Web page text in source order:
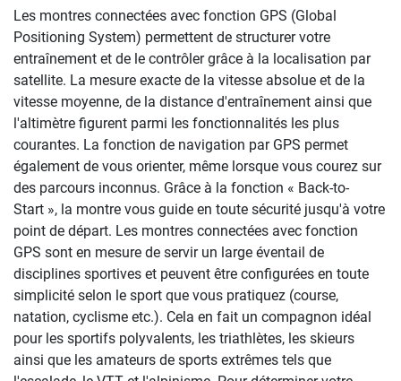
Les montres connectées avec fonction GPS (Global
Positioning System) permettent de structurer votre
entraînement et de le contrôler grâce à la localisation par
satellite. La mesure exacte de la vitesse absolue et de la
vitesse moyenne, de la distance d'entraînement ainsi que
l'altimètre figurent parmi les fonctionnalités les plus
courantes. La fonction de navigation par GPS permet
également de vous orienter, même lorsque vous courez sur
des parcours inconnus. Grâce à la fonction « Back-to-
Start », la montre vous guide en toute sécurité jusqu'à votre
point de départ. Les montres connectées avec fonction
GPS sont en mesure de servir un large éventail de
disciplines sportives et peuvent être configurées en toute
simplicité selon le sport que vous pratiquez (course,
natation, cyclisme etc.). Cela en fait un compagnon idéal
pour les sportifs polyvalents, les triathlètes, les skieurs
ainsi que les amateurs de sports extrêmes tels que